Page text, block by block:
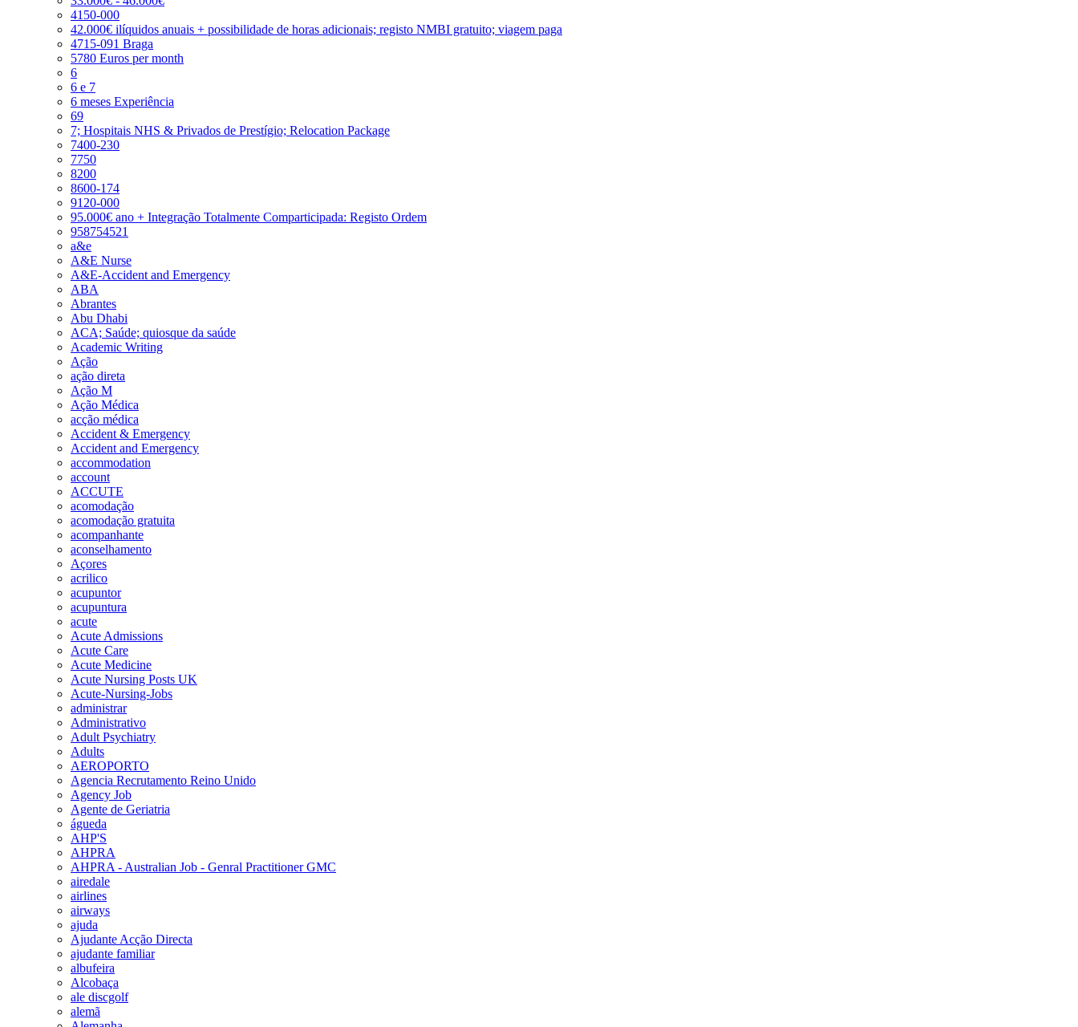
4150-000
42.000€ ilíquidos anuais + possibilidade de horas adicionais; registo NMBI gratuito; viagem paga
4715-091 Braga
5780 Euros per month
6
6 e 7
6 meses Experiência
69
7; Hospitais NHS & Privados de Prestígio; Relocation Package
7400-230
7750
8200
8600-174
9120-000
95.000€ ano + Integração Totalmente Comparticipada: Registo Ordem
958754521
a&e
A&E Nurse
A&E-Accident and Emergency
ABA
Abrantes
Abu Dhabi
ACA; Saúde; quiosque da saúde
Academic Writing
Ação
ação direta
Ação M
Ação Médica
acção médica
Accident & Emergency
Accident and Emergency
accommodation
account
ACCUTE
acomodação
acomodação gratuita
acompanhante
aconselhamento
Açores
acrilico
acupuntor
acupuntura
acute
Acute Admissions
Acute Care
Acute Medicine
Acute Nursing Posts UK
Acute-Nursing-Jobs
administrar
Administrativo
Adult Psychiatry
Adults
AEROPORTO
Agencia Recrutamento Reino Unido
Agency Job
Agente de Geriatria
águeda
AHP'S
AHPRA
AHPRA - Australian Job - Genral Practitioner GMC
airedale
airlines
airways
ajuda
Ajudante Acção Directa
ajudante familiar
albufeira
Alcobaça
ale discgolf
alemã